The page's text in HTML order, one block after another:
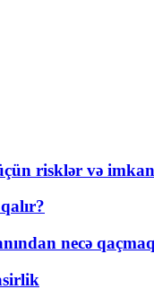
risklər və
necə